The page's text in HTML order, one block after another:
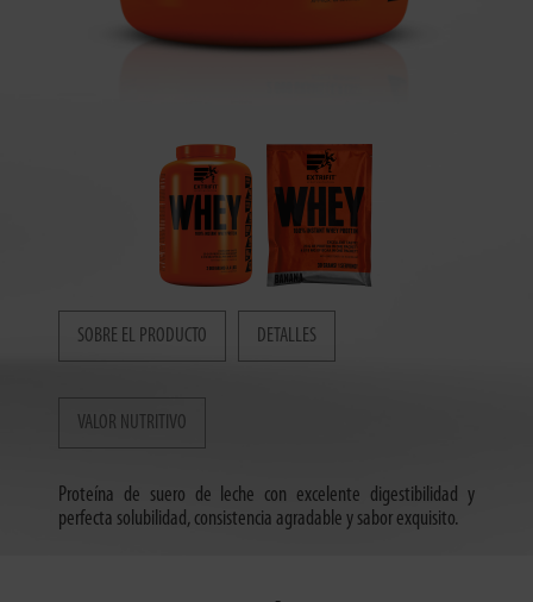
SOBRE EL PRODUCTO DETALLES
VALOR NUTRITIVO
Proteína de suero de leche con excelente digestibilidad y
perfecta solubilidad, consistencia agradable y sabor exquisito.